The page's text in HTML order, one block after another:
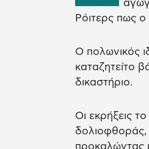
Ρόιτερς πως ο
Ο πολωνικός
καταζητείτο
δικαστήριο.
Οι εκρήξεις
δολιοφθοράς,
προκαλώντας